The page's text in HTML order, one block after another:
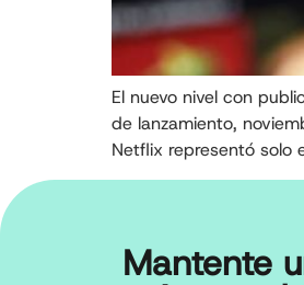
El nuevo nivel con
de lanzamiento,
Netflix representó solo
Mantente